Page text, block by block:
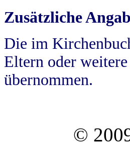
Zusätzliche
Die im
Eltern oder
übernommen.
©